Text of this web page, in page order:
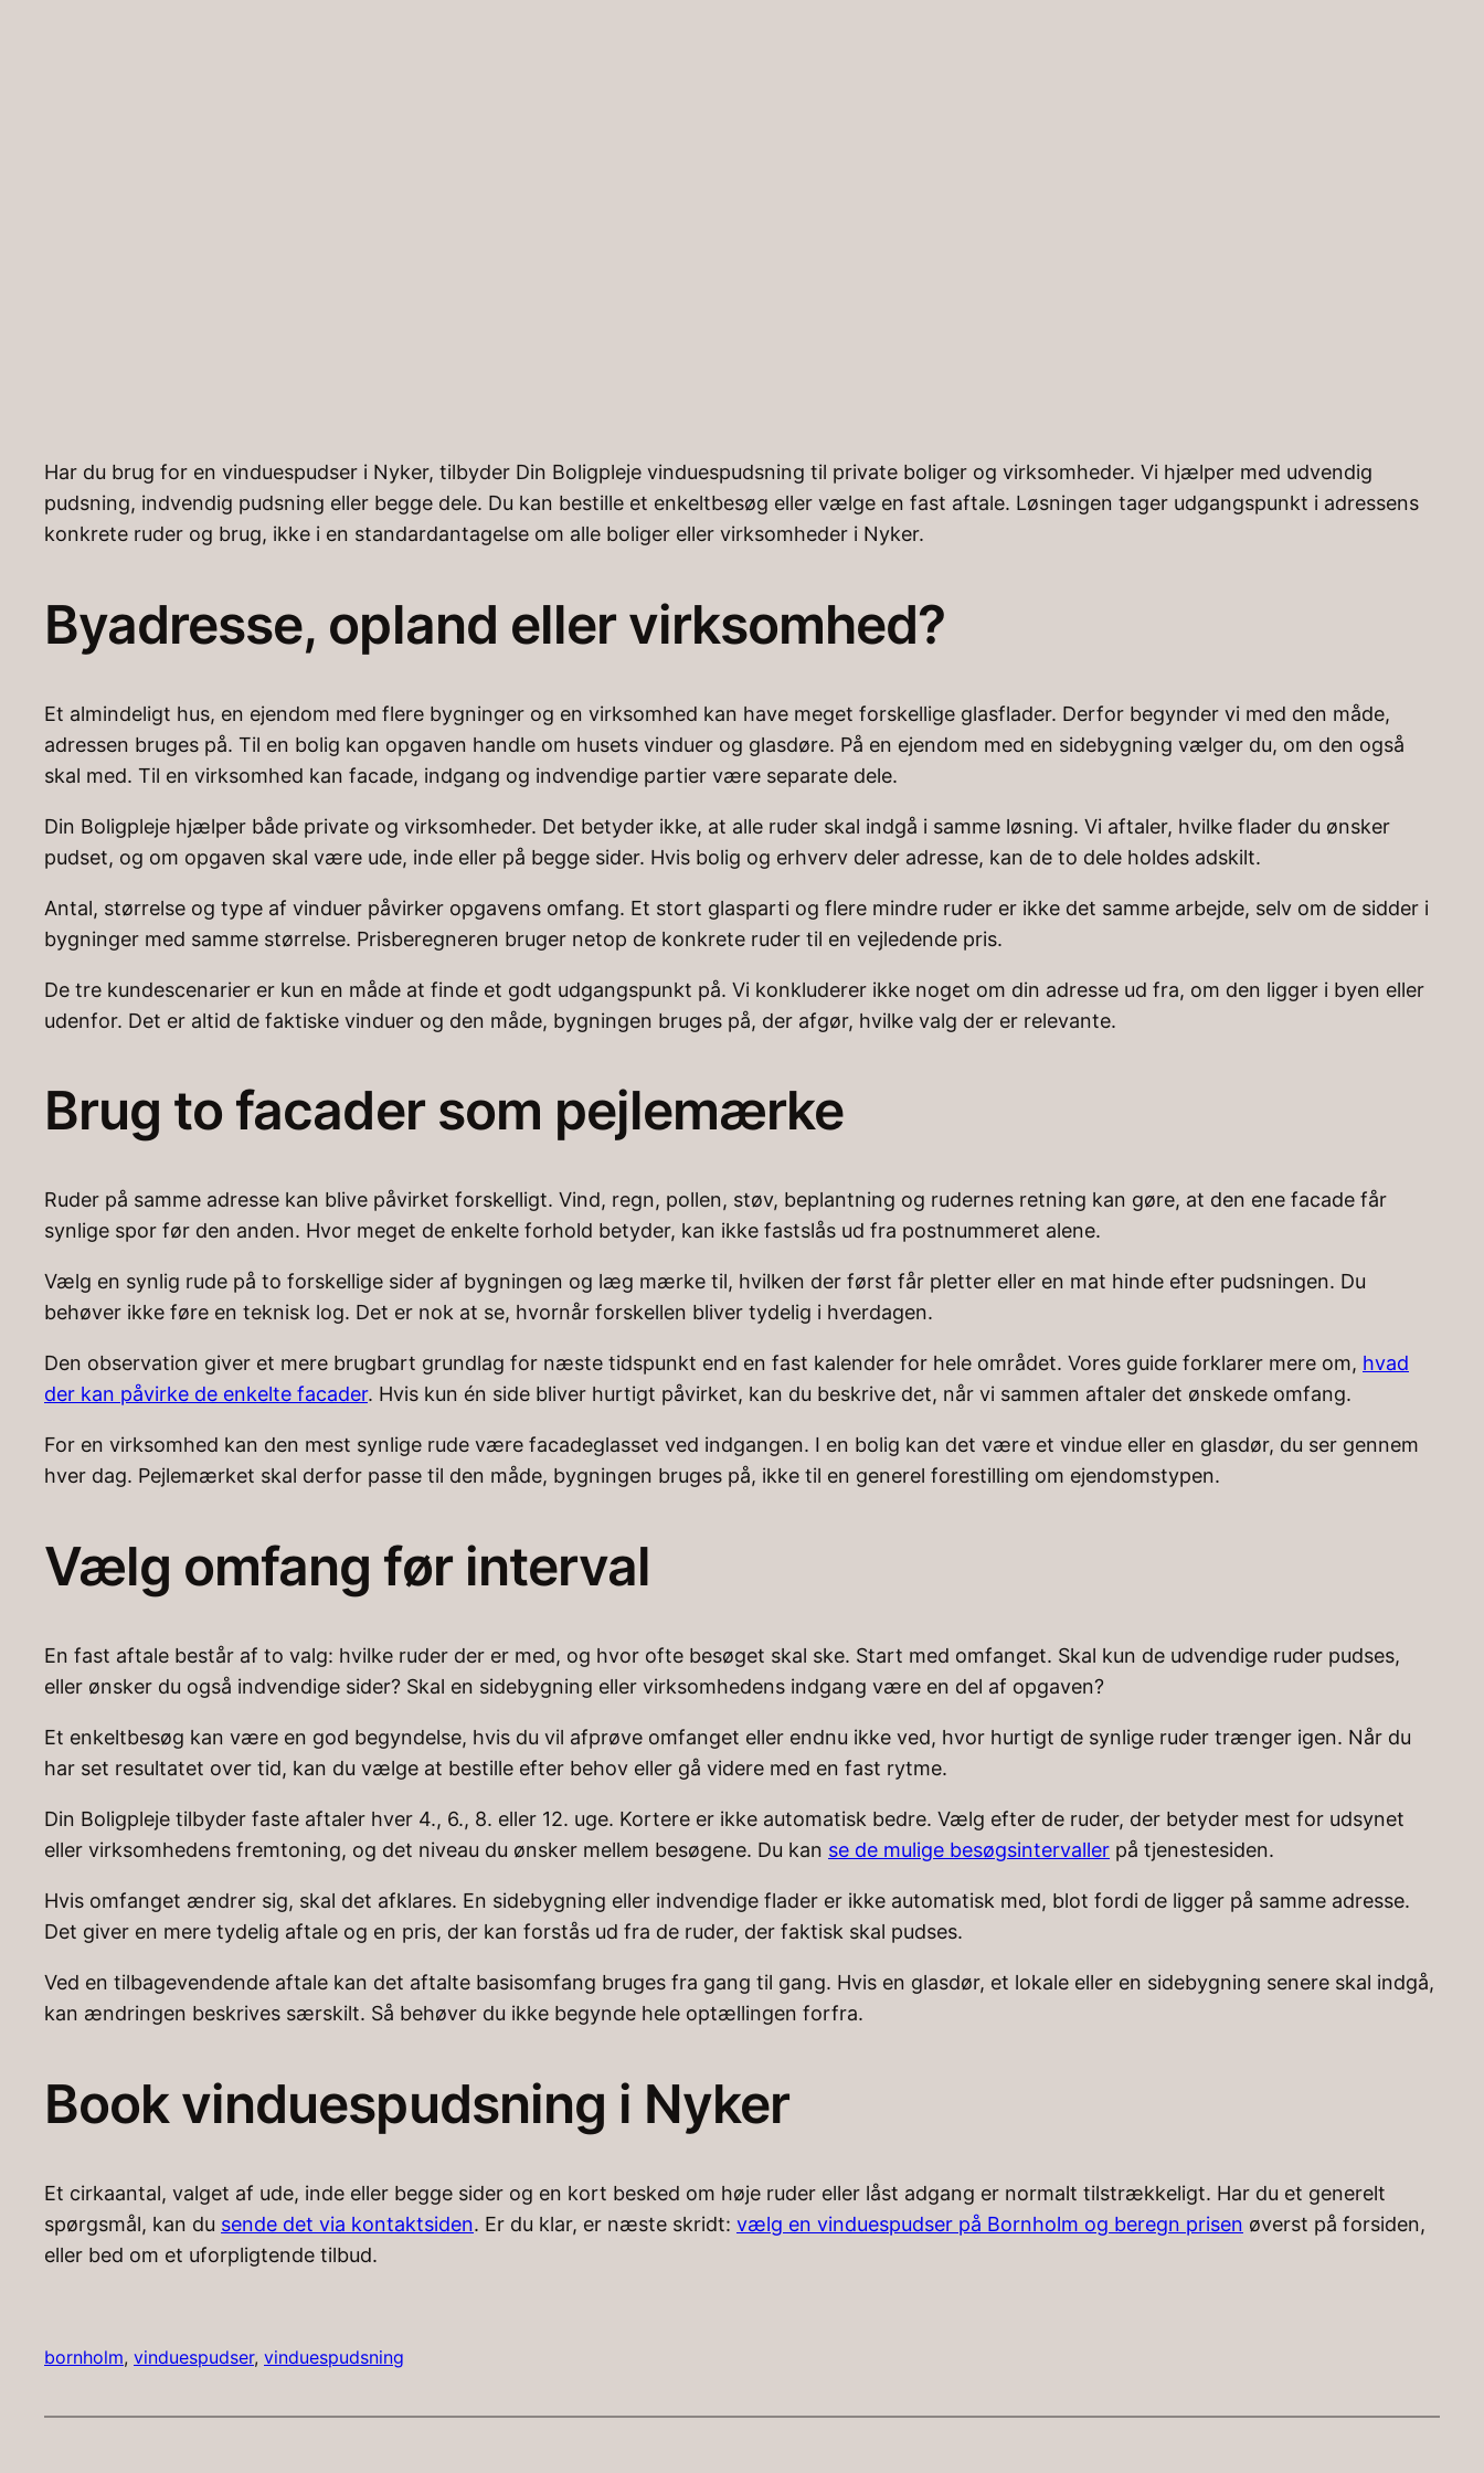
Har du brug for en vinduespudser i Nyker, tilbyder Din Boligpleje vinduespudsning til private boliger og virksomheder. Vi hjælper med udvendig
pudsning, indvendig pudsning eller begge dele. Du kan bestille et enkeltbesøg eller vælge en fast aftale. Løsningen tager udgangspunkt i adressens
konkrete ruder og brug, ikke i en standardantagelse om alle boliger eller virksomheder i Nyker.
Byadresse, opland eller virksomhed?
Et almindeligt hus, en ejendom med flere bygninger og en virksomhed kan have meget forskellige glasflader. Derfor begynder vi med den måde,
adressen bruges på. Til en bolig kan opgaven handle om husets vinduer og glasdøre. På en ejendom med en sidebygning vælger du, om den også
skal med. Til en virksomhed kan facade, indgang og indvendige partier være separate dele.
Din Boligpleje hjælper både private og virksomheder. Det betyder ikke, at alle ruder skal indgå i samme løsning. Vi aftaler, hvilke flader du ønsker
pudset, og om opgaven skal være ude, inde eller på begge sider. Hvis bolig og erhverv deler adresse, kan de to dele holdes adskilt.
Antal, størrelse og type af vinduer påvirker opgavens omfang. Et stort glasparti og flere mindre ruder er ikke det samme arbejde, selv om de sidder i
bygninger med samme størrelse. Prisberegneren bruger netop de konkrete ruder til en vejledende pris.
De tre kundescenarier er kun en måde at finde et godt udgangspunkt på. Vi konkluderer ikke noget om din adresse ud fra, om den ligger i byen eller
udenfor. Det er altid de faktiske vinduer og den måde, bygningen bruges på, der afgør, hvilke valg der er relevante.
Brug to facader som pejlemærke
Ruder på samme adresse kan blive påvirket forskelligt. Vind, regn, pollen, støv, beplantning og rudernes retning kan gøre, at den ene facade får
synlige spor før den anden. Hvor meget de enkelte forhold betyder, kan ikke fastslås ud fra postnummeret alene.
Vælg en synlig rude på to forskellige sider af bygningen og læg mærke til, hvilken der først får pletter eller en mat hinde efter pudsningen. Du
behøver ikke føre en teknisk log. Det er nok at se, hvornår forskellen bliver tydelig i hverdagen.
Den observation giver et mere brugbart grundlag for næste tidspunkt end en fast kalender for hele området. Vores guide forklarer mere om, hvad
der kan påvirke de enkelte facader. Hvis kun én side bliver hurtigt påvirket, kan du beskrive det, når vi sammen aftaler det ønskede omfang.
For en virksomhed kan den mest synlige rude være facadeglasset ved indgangen. I en bolig kan det være et vindue eller en glasdør, du ser gennem
hver dag. Pejlemærket skal derfor passe til den måde, bygningen bruges på, ikke til en generel forestilling om ejendomstypen.
Vælg omfang før interval
En fast aftale består af to valg: hvilke ruder der er med, og hvor ofte besøget skal ske. Start med omfanget. Skal kun de udvendige ruder pudses,
eller ønsker du også indvendige sider? Skal en sidebygning eller virksomhedens indgang være en del af opgaven?
Et enkeltbesøg kan være en god begyndelse, hvis du vil afprøve omfanget eller endnu ikke ved, hvor hurtigt de synlige ruder trænger igen. Når du
har set resultatet over tid, kan du vælge at bestille efter behov eller gå videre med en fast rytme.
Din Boligpleje tilbyder faste aftaler hver 4., 6., 8. eller 12. uge. Kortere er ikke automatisk bedre. Vælg efter de ruder, der betyder mest for udsynet
eller virksomhedens fremtoning, og det niveau du ønsker mellem besøgene. Du kan se de mulige besøgsintervaller på tjenestesiden.
Hvis omfanget ændrer sig, skal det afklares. En sidebygning eller indvendige flader er ikke automatisk med, blot fordi de ligger på samme adresse.
Det giver en mere tydelig aftale og en pris, der kan forstås ud fra de ruder, der faktisk skal pudses.
Ved en tilbagevendende aftale kan det aftalte basisomfang bruges fra gang til gang. Hvis en glasdør, et lokale eller en sidebygning senere skal indgå,
kan ændringen beskrives særskilt. Så behøver du ikke begynde hele optællingen forfra.
Book vinduespudsning i Nyker
Et cirkaantal, valget af ude, inde eller begge sider og en kort besked om høje ruder eller låst adgang er normalt tilstrækkeligt. Har du et generelt
spørgsmål, kan du sende det via kontaktsiden. Er du klar, er næste skridt: vælg en vinduespudser på Bornholm og beregn prisen øverst på forsiden,
eller bed om et uforpligtende tilbud.
bornholm, vinduespudser, vinduespudsning